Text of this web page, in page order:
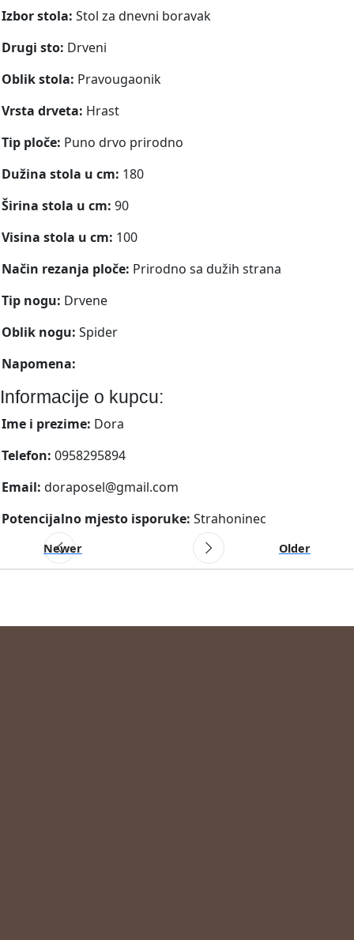
Izbor stola: Stol za dnevni boravak
Drugi sto: Drveni
Oblik stola: Pravougaonik
Vrsta drveta: Hrast
Tip ploče: Puno drvo prirodno
Dužina stola u cm: 180
Širina stola u cm: 90
Visina stola u cm: 100
Način rezanja ploče: Prirodno sa dužih strana
Tip nogu: Drvene
Oblik nogu: Spider
Napomena:
Informacije o kupcu:
Ime i prezime: Dora
Telefon: 0958295894
Email: doraposel@gmail.com
Potencijalno mjesto isporuke: Strahoninec
Newer Older